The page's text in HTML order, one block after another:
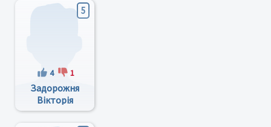
5
4 1
Задорожня
Вікторія
Юліївна